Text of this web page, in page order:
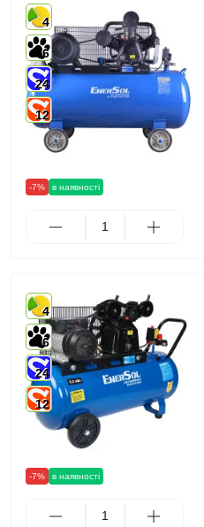
-7% в наявності
4
6
24
12
-7% в наявності
4
6
24
12